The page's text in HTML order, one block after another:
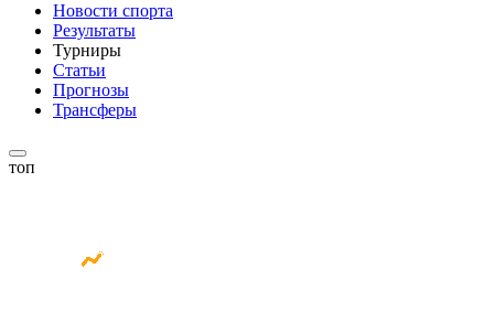
Новости спорта
Результаты
Турниры
Статьи
Прогнозы
Трансферы
топ